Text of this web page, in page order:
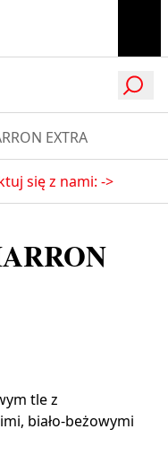
EXTRA
się z nami: ->
tle z
biało-beżowymi